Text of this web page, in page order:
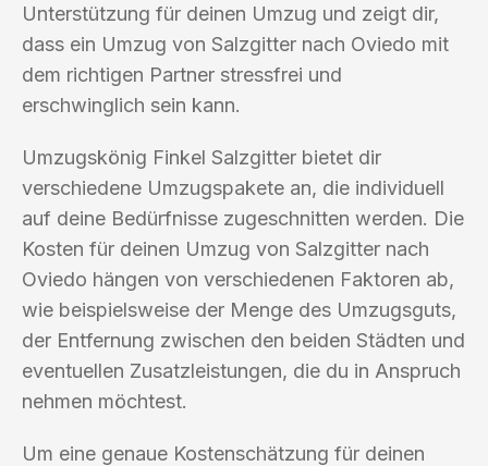
Unterstützung für deinen Umzug und zeigt dir,
dass ein Umzug von Salzgitter nach Oviedo mit
dem richtigen Partner stressfrei und
erschwinglich sein kann.
Umzugskönig Finkel Salzgitter bietet dir
verschiedene Umzugspakete an, die individuell
auf deine Bedürfnisse zugeschnitten werden. Die
Kosten für deinen Umzug von Salzgitter nach
Oviedo hängen von verschiedenen Faktoren ab,
wie beispielsweise der Menge des Umzugsguts,
der Entfernung zwischen den beiden Städten und
eventuellen Zusatzleistungen, die du in Anspruch
nehmen möchtest.
Um eine genaue Kostenschätzung für deinen